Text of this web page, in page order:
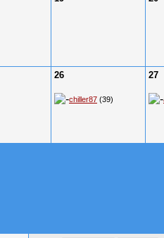
26
chiller87 (39)
27